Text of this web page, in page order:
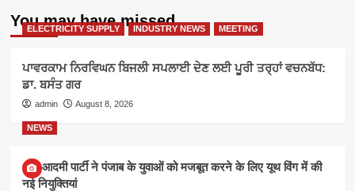
You may have missed
ELECTRICITY SUPPLY INDUSTRY NEWS MEETING
ਪਾਵਰਕਾਮ ਨਿਰਵਿਘਨ ਬਿਜਲੀ ਸਪਲਾਈ ਦੇਣ ਲਈ ਪੂਰੀ ਤਰ੍ਹਾਂ ਵਚਨਬੱਧ:
ਡਾ. ਬਸੰਤ ਗਰ
admin August 8, 2026
NEWS
आम आदमी पार्टी ने पंजाब के युवाओं को मजबूत करने के लिए यूथ विंग में की
नई नियुक्तियां